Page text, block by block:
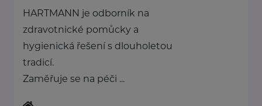
HARTMANN je odborník na
zdravotnické pomůcky a
hygienická řešení s dlouholetou
tradicí.
Zaměřuje se na péči ...